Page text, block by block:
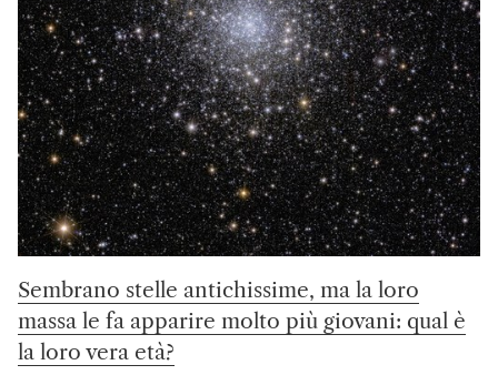
Sembrano stelle antichissime, ma la loro
massa le fa apparire molto più giovani: qual è
la loro vera età?